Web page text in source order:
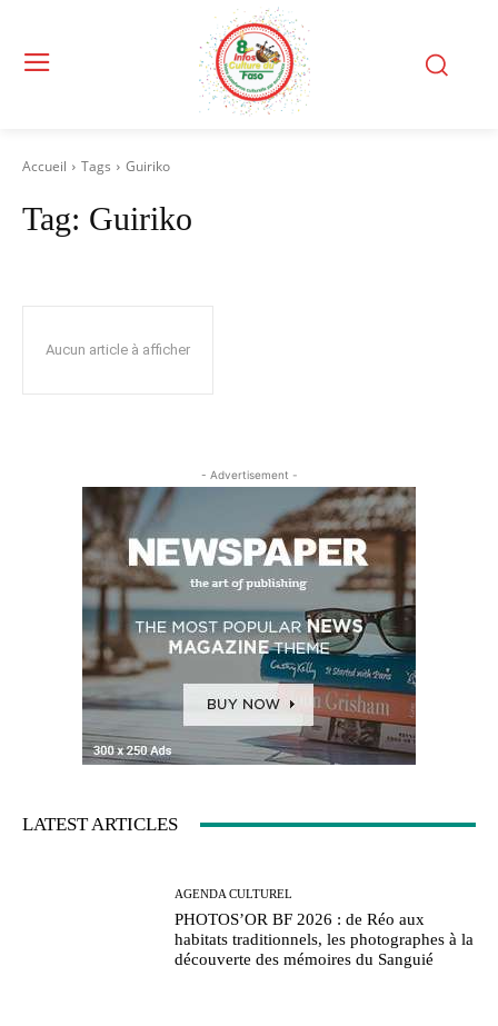
Accueil Tags Guiriko
Tag: Guiriko
Aucun article à afficher
- Advertisement -
LATEST ARTICLES
AGENDA CULTUREL
PHOTOS’OR BF 2026 : de Réo aux
habitats traditionnels, les photographes à la
découverte des mémoires du Sanguié